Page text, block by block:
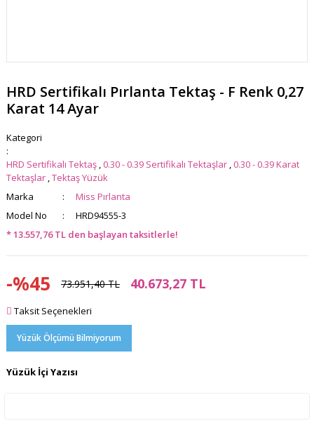
HRD Sertifikalı Pırlanta Tektaş - F Renk 0,27
Karat 14 Ayar
Kategori
HRD Sertifikalı Tektaş ,0.30 - 0.39 Sertifikalı Tektaşlar ,0.30 - 0.39 Karat
Tektaşlar ,Tektaş Yüzük
Marka
Miss Pırlanta
Model No
HRD94555-3
* 13.557,76 TL den başlayan taksitlerle!
-%45 73.951,40 TL 40.673,27 TL
Taksit Seçenekleri
Yüzük Ölçümü Bilmiyorum
Yüzük İçi Yazısı